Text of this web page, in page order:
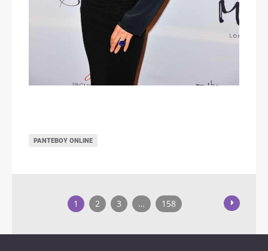
ΡΑΝΤΕΒΟΎ ONLINE
1 2 3 … 158